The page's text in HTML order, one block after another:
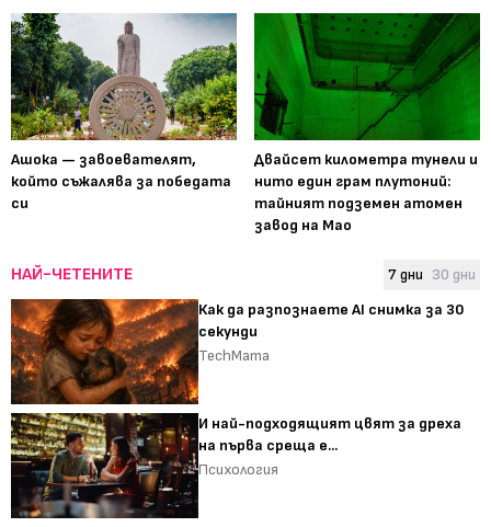
Ашока — завоевателят,
който съжалява за победата
си
Двайсет километра тунели и
нито един грам плутоний:
тайният подземен атомен
завод на Мао
НАЙ-ЧЕТЕНИТЕ 7 дни 30 дни
Как да разпознаете AI снимка за 30
секунди
TechMama
И най-подходящият цвят за дреха
на първа среща е...
Психология